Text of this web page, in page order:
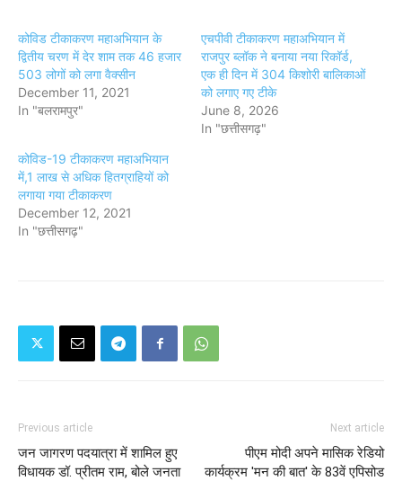
कोविड टीकाकरण महाअभियान के
द्वितीय चरण में देर शाम तक 46 हजार
503 लोगों को लगा वैक्सीन
December 11, 2021
In "बलरामपुर"
एचपीवी टीकाकरण महाअभियान में
राजपुर ब्लॉक ने बनाया नया रिकॉर्ड,
एक ही दिन में 304 किशोरी बालिकाओं
को लगाए गए टीके
June 8, 2026
In "छत्तीसगढ़"
कोविड-19 टीकाकरण महाअभियान
में,1 लाख से अधिक हितग्राहियों को
लगाया गया टीकाकरण
December 12, 2021
In "छत्तीसगढ़"
Previous article
जन जागरण पदयात्रा में शामिल हुए
विधायक डॉ. प्रीतम राम, बोले जनता
Next article
पीएम मोदी अपने मासिक रेडियो
कार्यक्रम 'मन की बात' के 83वें एपिसोड